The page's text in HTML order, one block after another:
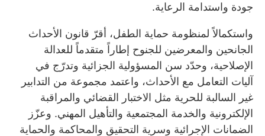
جودة واستدامة الرعاية.
واستكمالاً لمنظومة حماية الطفل، أقرّ قانون الأحداث
الجانحين والمعرضين للجنوح إطاراً متقدماً للعدالة
الإصلاحية، وحدّد سن المسؤولية الجزائية وتدرّج في
آليات التعامل مع الأحداث، واعتمد مجموعة من التدابير
غير السالبة للحرية مثل الاختبار القضائي والمراقبة
الإلكترونية والخدمة المجتمعية والتأهيل المهني. وعزّز
الضمانات الإجرائية وسرية التحقيق والمحاكمة والحماية